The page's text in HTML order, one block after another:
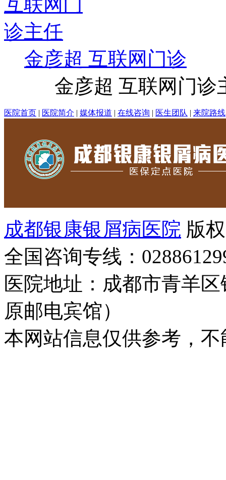
金彦超 互联网门诊
金彦超 互联网门诊
医院首页 | 医院简介 | 媒体报道 | 在线咨询 | 医生团队 | 来院路线
成都银康银屑病医院 版
全国咨询专线：
医院地址：成都市青羊
原邮电宾馆）
本网站信息仅供参考，